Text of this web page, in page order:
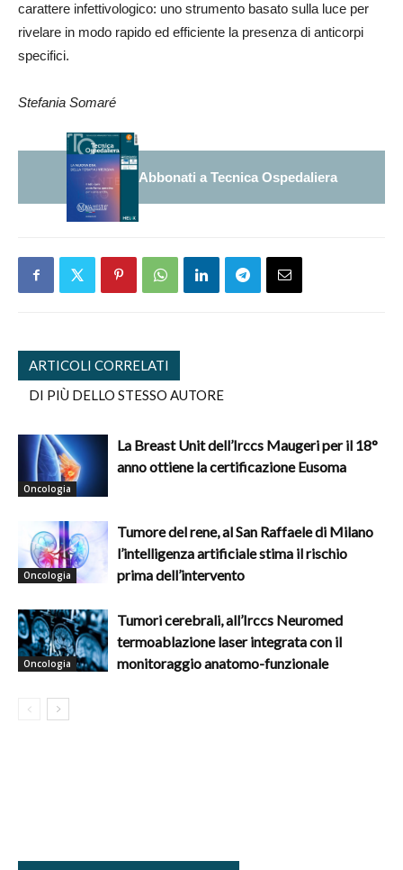
carattere infettivologico: uno strumento basato sulla luce per
rivelare in modo rapido ed efficiente la presenza di anticorpi
specifici.
Stefania Somaré
Abbonati a Tecnica Ospedaliera
ARTICOLI CORRELATI
DI PIÙ DELLO STESSO AUTORE
Oncologia
La Breast Unit dell’Irccs Maugeri per il 18°
anno ottiene la certificazione Eusoma
Oncologia
Tumore del rene, al San Raffaele di Milano
l’intelligenza artificiale stima il rischio
prima dell’intervento
Oncologia
Tumori cerebrali, all’Irccs Neuromed
termoablazione laser integrata con il
monitoraggio anatomo-funzionale